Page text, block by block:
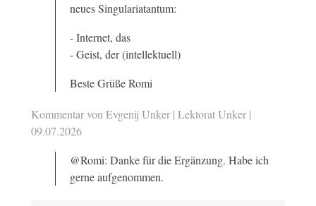
neues Singulariatantum:
- Internet, das
- Geist, der (intellektuell)
Beste Grüße Romi
Kommentar von Evgenij Unker | Lektorat Unker |
09.07.2026
@Romi: Danke für die Ergänzung. Habe ich
gerne aufgenommen.